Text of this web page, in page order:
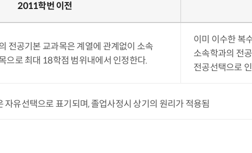
2011학번 이전
전공기본 교과목은 계열에 관계없이 소속
으로 최대 18학점 범위내에서 인정한다.
이미 이수한 복
소속학과의 전
전공선택으로
자유선택으로 표기되며, 졸업사정시 상기의 원리가 적용됨